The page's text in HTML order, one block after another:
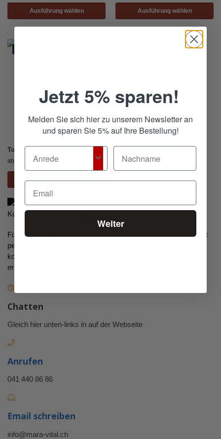
Ausführung wählen Ausführung wählen
Topper Surf 100
ab 233.40
Ausführung wählen
Für Fragen rund um unsere Produkte können Sie uns jederzeit
per Chat auf der Webseite, per Email und per Telefon
kontaktieren! Wir freuen uns darauf, den perfekten Schlaf zu
ermöglichen.
Chatten
Gleich hier unten-links in auf der Webseite
Anrufen
041 440 86 86
Email schreiben
info@mara-vital.ch
Jetzt 5% sparen!
Melden Sie sich hier zu unserem Newsletter an
und sparen Sie 5% auf Ihre Bestellung!
Weiter